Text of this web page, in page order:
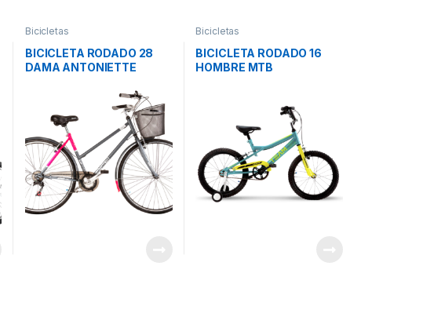
Bicicletas
BICICLETA RODADO 28
DAMA ANTONIETTE
Bicicletas
BICICLETA RODADO 16
HOMBRE MTB